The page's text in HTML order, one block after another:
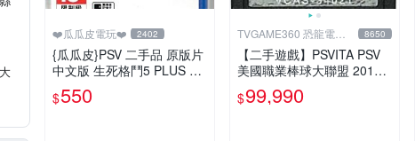
❤️瓜瓜皮電玩❤️ 2402
{瓜瓜皮}PSV 二手品 原版片
中文版 生死格鬥5 PLUS De
ad or Alive 5(遊戲都有回收)
$550
TVGAME360 恐龍電玩- 8650
【二手遊戲】PSVITA PSV
美國職業棒球大聯盟 2013
MLB THE SHOW 13 英文版
裸裝 台中
$99,990